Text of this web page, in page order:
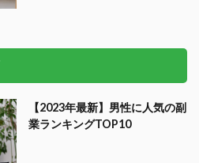
【2023年最新】男性に人気の副
業ランキングTOP10